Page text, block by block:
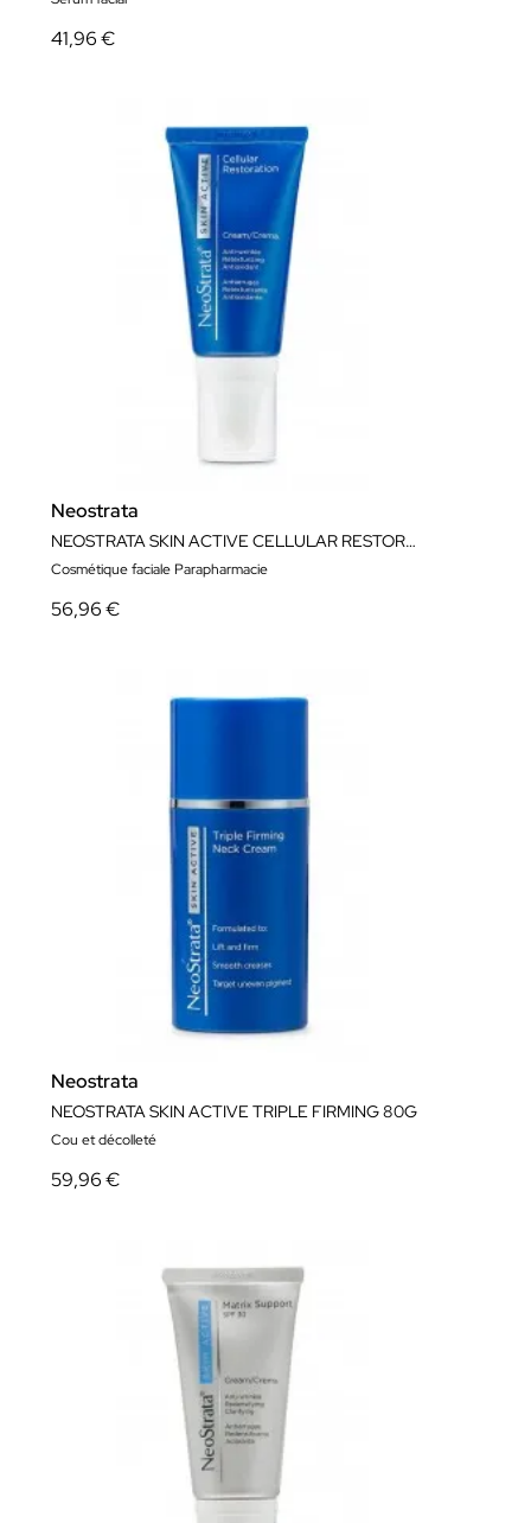
41,96 €
Neostrata
NEOSTRATA SKIN ACTIVE CELLULAR RESTORATION 50ml
Cosmétique faciale Parapharmacie
56,96 €
Neostrata
NEOSTRATA SKIN ACTIVE TRIPLE FIRMING 80G
Cou et décolleté
59,96 €